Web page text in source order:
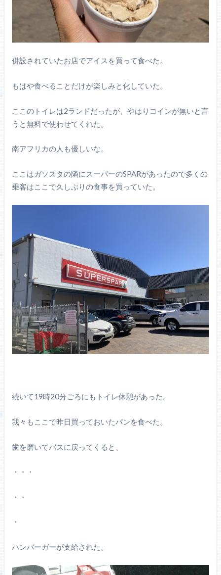
併設されていたお店でアイスを買って食べた。
もはや食べることだけが楽しみと化していた。
ここのトイレは2ランドだったが、やはりコインが無いと言
うと無料で使わせてくれた。
南アフリカの人も優しいな。
ここはガソスタの隣にスーパーのSPARがあったので多くの
乗客はここで久しぶりの食事を買っていた。
続いて19時20分ごろにもトイレ休憩があった。
我々もここで昨日買っておいたパンを食べた。
歯を磨いてバスに戻ってくると、
・・・
・・
・
ハンバーガーが支給された。